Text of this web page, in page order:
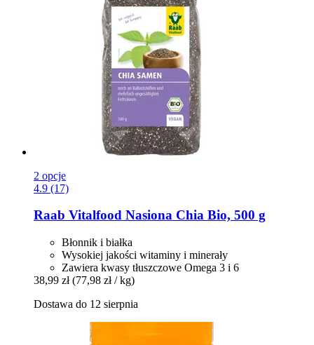
2 opcje
4.9 (17)
Raab Vitalfood Nasiona Chia Bio, 500 g
Błonnik i białka
Wysokiej jakości witaminy i minerały
Zawiera kwasy tłuszczowe Omega 3 i 6
38,99 zł (77,98 zł / kg)
Dostawa do 12 sierpnia